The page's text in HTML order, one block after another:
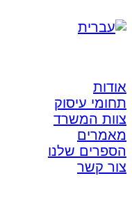
אודות
תחומי עיסוק
צוות המשרד
מאמרים
הספרים שלנו
צור קשר